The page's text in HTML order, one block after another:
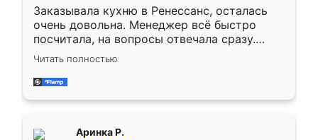
Заказывала кухню в Ренессанс, осталась
очень довольна. Менеджер всё быстро
посчитала, на вопросы отвечала сразу.
Замерщик приехал в субботу, подошёл к
делу со всей ответственностью. Собрали
за день, ребята работали аккуратно, даже
Читать полностью
Аринка Р.